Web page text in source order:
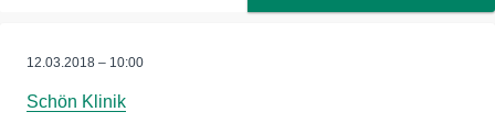
12.03.2018 – 10:00
Schön Klinik